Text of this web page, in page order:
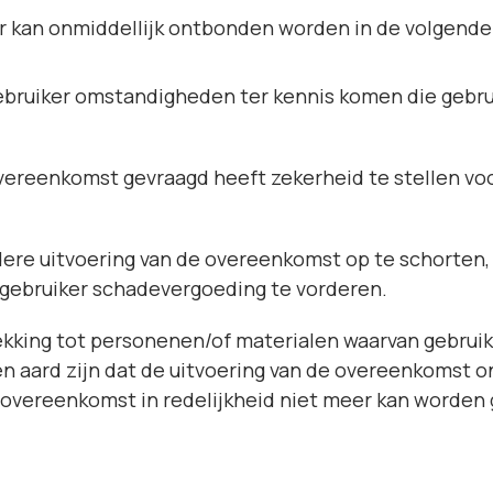
onmiddellijk ontbonden worden in de
omstandigheden ter kennis komen die
gevraagd heeft zekerheid te stellen
uitvoering van de overeenkomst op te
schadevergoeding te vorderen.
tot personenen/of materialen waarvan
aard zijn dat de uitvoering van de overeenkomst
in redelijkheid niet meer kan